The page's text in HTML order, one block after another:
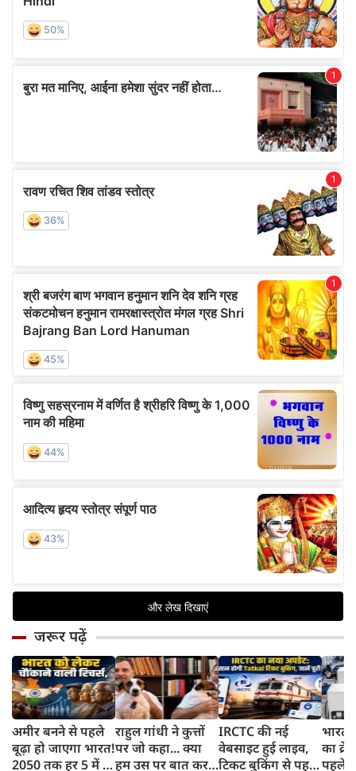
जरूर पढ़ें
अमीर बनने से पहले
बूढ़ा हो जाएगा भारत!
2050 तक हर 5 में 1
राहुल गांधी ने कुत्तों
पर जो कहा... क्या
हम उस पर बात कर
IRCTC की नई
वेबसाइट हुई लाइव,
टिकट बुकिंग से पहले
भारत
का
पहले